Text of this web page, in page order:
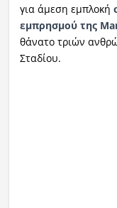
για άμεση εμπλοκή
εμπρησμού της
θάνατο τριών
Σταδίου.